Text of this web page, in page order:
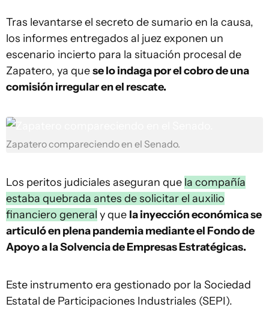
Tras levantarse el secreto de sumario en la causa,
los informes entregados al juez exponen un
escenario incierto para la situación procesal de
Zapatero, ya quese lo indaga por el cobro de una
comisión irregular en el rescate.
Zapatero compareciendo en el Senado.
Los peritos judiciales aseguran que la compañía
estaba quebrada antes de solicitar el auxilio
financiero general y que la inyección económica se
articuló en plena pandemia mediante el Fondo de
Apoyo a la Solvencia de Empresas Estratégicas.
Este instrumento era gestionado por la Sociedad
Estatal de Participaciones Industriales (SEPI).